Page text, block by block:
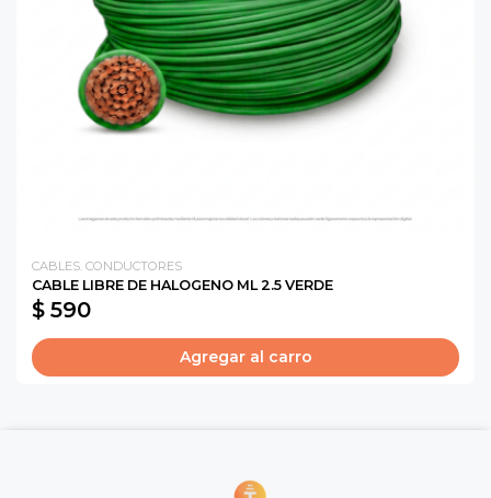
CABLES. CONDUCTORES
CABLE LIBRE DE HALOGENO ML 2.5 VERDE
$ 590
Agregar al carro